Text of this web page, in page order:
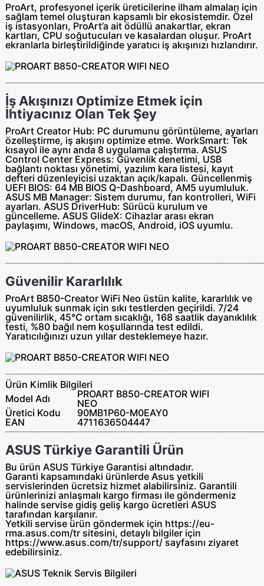
ProArt, profesyonel içerik üreticilerine ilham almaları için
sağlam temel oluşturan kapsamlı bir ekosistemdir. Özel
iş istasyonları, ProArt’a ait ödüllü anakartlar, ekran
kartları, CPU soğutucuları ve kasalardan oluşur. ProArt
ekranlarla birleştirildiğinde yaratıcı iş akışınızı hızlandırır.
İş Akışınızı Optimize Etmek için
İhtiyacınız Olan Tek Şey
ProArt Creator Hub: PC durumunu görüntüleme, ayarları
özelleştirme, iş akışını optimize etme. WorkSmart: Tek
kısayol ile aynı anda 8 uygulama çalıştırma. ASUS
Control Center Express: Güvenlik denetimi, USB
bağlantı noktası yönetimi, yazılım kara listesi, kayıt
defteri düzenleyicisi uzaktan açık/kapalı. Güncellenmiş
UEFI BIOS: 64 MB BIOS Q-Dashboard, AM5 uyumluluk.
ASUS MB Manager: Sistem durumu, fan kontrolleri, WiFi
ayarları. ASUS DriverHub: Sürücü kurulum ve
güncelleme. ASUS GlideX: Cihazlar arası ekran
paylaşımı, Windows, macOS, Android, iOS uyumlu.
Güvenilir Kararlılık
ProArt B850-Creator WiFi Neo üstün kalite, kararlılık ve
uyumluluk sunmak için sıkı testlerden geçirildi. 7/24
güvenilirlik, 45°C ortam sıcaklığı, 168 saatlik dayanıklılık
testi, %80 bağıl nem koşullarında test edildi.
Yaratıcılığınızı uzun yıllar desteklemeye hazır.
Ürün Kimlik Bilgileri
Model Adı
PROART B850-CREATOR WIFI
NEO
Üretici Kodu
90MB1P60-M0EAY0
EAN
4711636504447
ASUS Türkiye Garantili Ürün
Bu ürün ASUS Türkiye Garantisi altındadır.
Garanti kapsamındaki ürünlerde Asus yetkili
servislerinden ücretsiz hizmet alabilirsiniz. Garantili
ürünlerinizi anlaşmalı kargo firması ile göndermeniz
halinde servise gidiş geliş kargo ücretleri ASUS
tarafından karşılanır.
Yetkili servise ürün göndermek için https://eu-
rma.asus.com/tr sitesini, detaylı bilgiler için
https://www.asus.com/tr/support/ sayfasını ziyaret
edebilirsiniz.